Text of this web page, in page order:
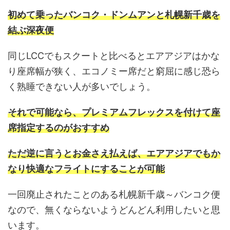
初めて乗ったバンコク・ドンムアンと札幌新千歳を
結ぶ深夜便
同じLCCでもスクートと比べるとエアアジアはかな
り座席幅が狭く、エコノミー席だと窮屈に感じ恐ら
く熟睡できない人が多いでしょう。
それで可能なら、プレミアムフレックスを付けて座
席指定するのがおすすめ
ただ逆に言うとお金さえ払えば、エアアジアでもか
なり快適なフライトにすることが可能
一回廃止されたことのある札幌新千歳～バンコク便
なので、無くならないようどんどん利用したいと思
います。